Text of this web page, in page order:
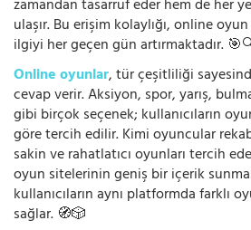
zamandan tasarruf eder hem de her
ulaşır. Bu erişim kolaylığı, online
ilgiyi her geçen gün artırmaktadır.
Online oyunlar, tür çeşitliliği
cevap verir. Aksiyon, spor, yarış,
gibi birçok seçenek; kullanıcıların
göre tercih edilir. Kimi oyuncular
sakin ve rahatlatıcı oyunları tercih
oyun sitelerinin geniş bir içerik
kullanıcıların aynı platformda farklı
sağlar. 🧭🎲